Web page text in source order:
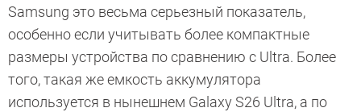
Samsung это весьма серьезный показатель,
особенно если учитывать более компактные
размеры устройства по сравнению с Ultra. Более
того, такая же емкость аккумулятора
используется в нынешнем Galaxy S26 Ultra, а по